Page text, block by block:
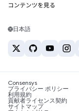
Web3サービス
サポート
キャリア
お問い合わせ
Tetherの価格
USDT→INR
BTC→INR
ETH→USDT
ETHの購入
USDTの購入
SHIBの購入
BNBの購入
コンテンツを見る
Solanaウォレット
税制関連ニュース
暗号資産の購入方法は？
日本語
Consensys
プライバシー ポリシー
利用規約
貢献者ライセンス契約
サイトマップ